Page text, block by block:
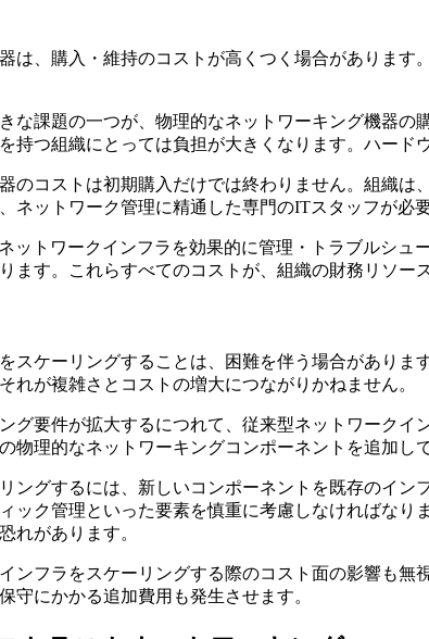
は、購入・維持のコストが高くつく場合がありま
な課題の一つが、物理的なネットワーキング機器
持つ組織にとっては負担が大きくなります。ハード
のコストは初期購入だけでは終わりません。組織
ネットワーク管理に精通した専門のITスタッフが必
ットワークインフラを効果的に管理・トラブルシ
ます。これらすべてのコストが、組織の財務リソー
スケーリングすることは、困難を伴う場合があり
れが複雑さとコストの増大につながりかねません。
グ要件が拡大するにつれて、従来型ネットワーク
物理的なネットワーキングコンポーネントを追加し
ングするには、新しいコンポーネントを既存のイ
ック管理といった要素を慎重に考慮しなければな
れがあります。
ンフラをスケーリングする際のコスト面の影響も
守にかかる追加費用も発生させます。